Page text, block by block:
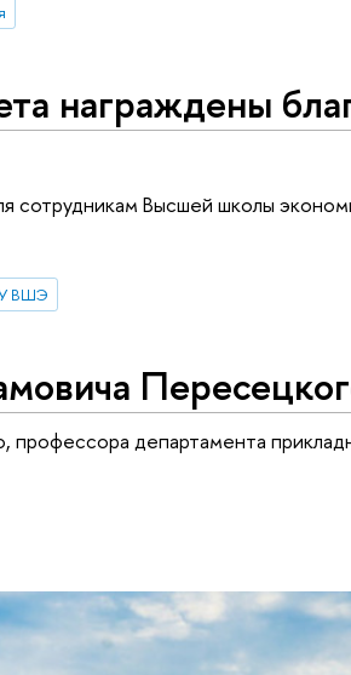
награждены
Высшей школы
ВШЭ
департамента